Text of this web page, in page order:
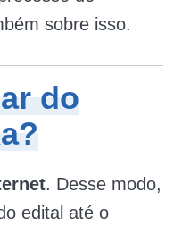
sobre isso.
do
. Desse modo,
edital até o